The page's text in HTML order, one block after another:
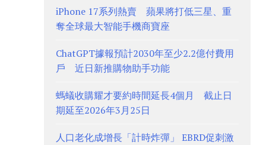
iPhone 17系列熱賣 蘋果將打低三星、重
奪全球最大智能手機商寶座
ChatGPT據報預計2030年至少2.2億付費用
戶 近日新推購物助手功能
螞蟻收購耀才要約時間延長4個月 截止日
期延至2026年3月25日
人口老化成增長「計時炸彈」 EBRD促刺激